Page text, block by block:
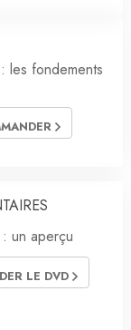
les fondements
un aperçu
LE DVD